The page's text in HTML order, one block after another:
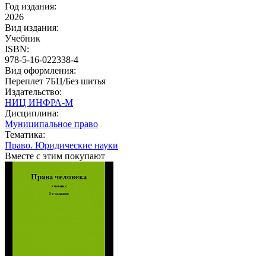
Год издания:
2026
Вид издания:
Учебник
ISBN:
978-5-16-022338-4
Вид оформления:
Переплет 7БЦ/Без шитья
Издательство:
НИЦ ИНФРА-М
Дисциплина:
Муниципальное право
Тематика:
Право. Юридические науки
Вместе с этим покупают